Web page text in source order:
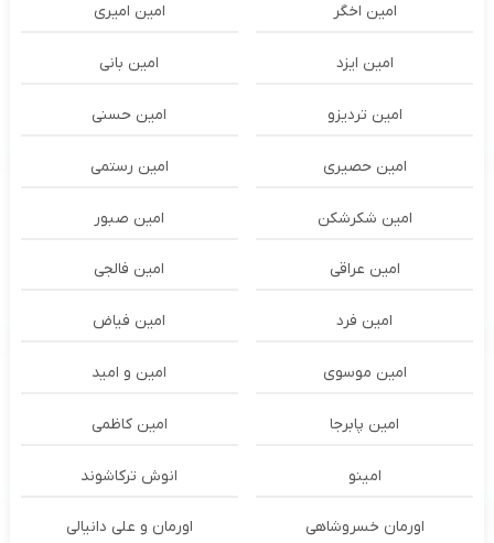
امین اخگر امین امیری
امین ایزد امین بانی
امین تردیزو امین حسنی
امین حصیری امین رستمی
امین شکرشکن امین صبور
امین عراقی امین فالجی
امین فرد امین فیاض
امین موسوی امین و امید
امین پابرجا امین کاظمی
امینو انوش ترکاشوند
اورمان خسروشاهی اورمان و علی دانیالی